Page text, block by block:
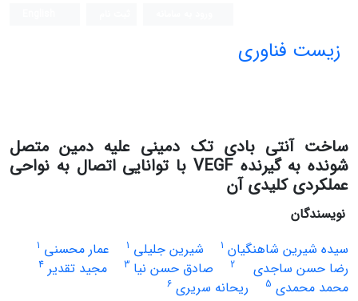
زیست فناوری
ساخت آنتی بادی تک دمینی علیه دمین متصل
شونده به گیرنده VEGF با توانایی اتصال به نواحی
عملکردی کلیدی آن
نویسندگان
سیده شیرین شاهنگیان 1 شیرین جلیلی 1 عمار محسنی 1
رضا حسن ساجدی 2 صادق حسن نیا 3 مجید تقدیر 4
محمد محمدی 5 ریحانه سریری 6